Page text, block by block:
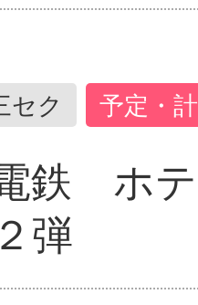
セク 予定・
鉄 ホ
弾